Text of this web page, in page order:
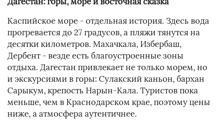
Каспийское море - отдельная история. Здесь вода
прогревается до 27 градусов, а пляжи тянутся на
десятки километров. Махачкала, Избербаш,
Дербент - везде есть благоустроенные зоны
отдыха. Дагестан привлекает не только морем, но
и экскурсиями в горы: Сулакский каньон, бархан
Сарыкум, крепость Нарын-Кала. Туристов пока
меньше, чем в Краснодарском крае, поэтому цены
ниже, а атмосфера аутентичнее.